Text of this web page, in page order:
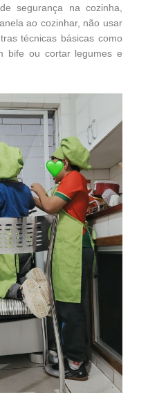
segurança na cozinha,
ao cozinhar, não usar
técnicas básicas como
bife ou cortar legumes e